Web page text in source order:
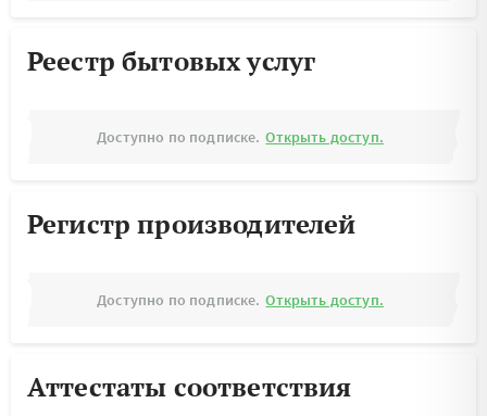
Реестр бытовых услуг
Доступно по подписке. Открыть доступ.
Регистр производителей
Доступно по подписке. Открыть доступ.
Аттестаты соответствия